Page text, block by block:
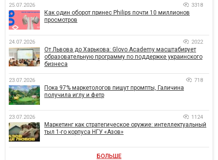
25.07.2026 3318
Как один оборот принес Philips почти 10 миллионов
просмотров
24.07.2026 2022
От Львова до Харькова: Glovo Academy масштабирует
образовательную программу по поддержке украинского
бизнеса
23.07.2026 718
Пока 97% маркетологов пишут промпты, Галичина
получила иглу и фетр
23.07.2026 1124
Маркетинг как стратегическое оружие: интеллектуальный
тыл 1-го корпуса НГУ «Азов»
БОЛЬШЕ